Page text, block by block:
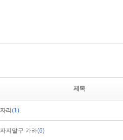
제목
자리 (1)
자지말구 가라(6)